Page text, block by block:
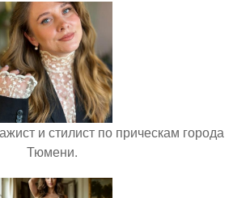
и стилист по прическам города
Тюмени.